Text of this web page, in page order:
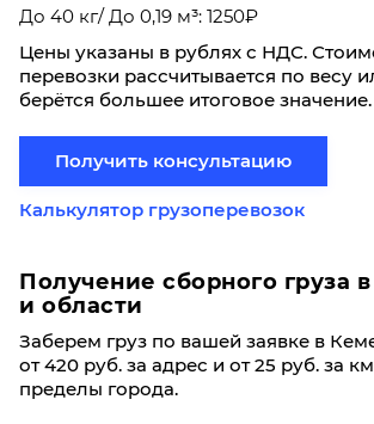
До 40 кг/ До 0,19 м³: 1250₽
Цены указаны в рублях с НДС.
перевозки рассчитывается по весу
берётся большее итоговое значение.
Получить консультацию
Калькулятор грузоперевозок
Получение сборного груза
и области
Заберем груз по вашей заявке в
от 420 руб. за адрес и от 25 руб. за
пределы города.